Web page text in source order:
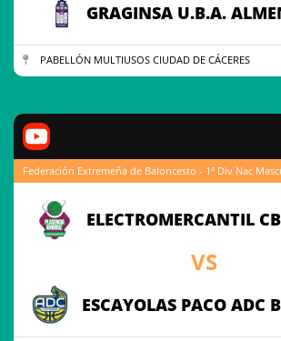
GRAGINSA U.B.A.
PABELLÓN MULTIUSOS CIUDAD DE CÁCERES
Federación Extremeña de Baloncesto - 1ª Div Nac
ELECTROMERCANTIL
VS
ESCAYOLAS PACO ADC